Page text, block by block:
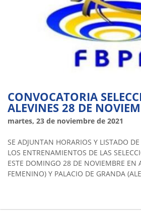
CONVOCATORIA
ALEVINES 28 DE
martes, 23 de noviembre de 2021
SE ADJUNTAN HORARIOS Y LISTADO
LOS ENTRENAMIENTOS DE LAS
ESTE DOMINGO 28 DE NOVIEMBRE EN
FEMENINO) Y PALACIO DE GRANDA